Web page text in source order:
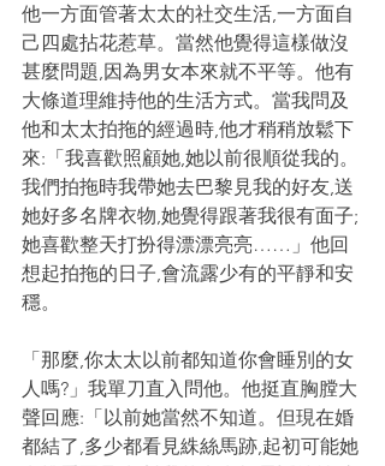
他一方面管著太太的社交生活,一方面自
己四處拈花惹草。當然他覺得這樣做沒
甚麼問題,因為男女本來就不平等。他有
大條道理維持他的生活方式。當我問及
他和太太拍拖的經過時,他才稍稍放鬆下
來:「我喜歡照顧她,她以前很順從我的。
我們拍拖時我帶她去巴黎見我的好友,送
她好多名牌衣物,她覺得跟著我很有面子;
她喜歡整天打扮得漂漂亮亮……」他回
想起拍拖的日子,會流露少有的平靜和安
穩。
「那麼,你太太以前都知道你會睡別的女
人嗎?」我單刀直入問他。他挺直胸膛大
聲回應:「以前她當然不知道。但現在婚
都結了,多少都看見絑絲馬跡,起初可能她